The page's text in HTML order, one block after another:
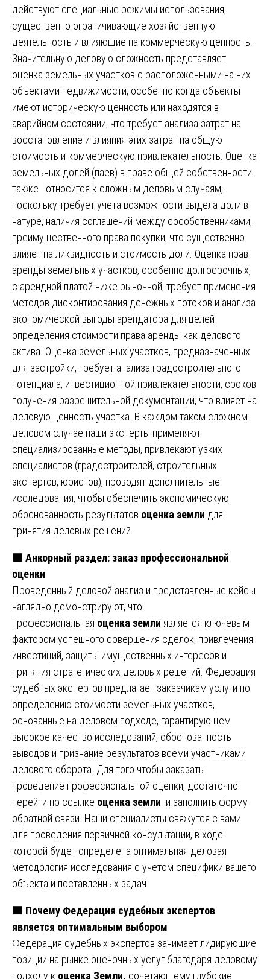
действуют специальные режимы использования,
существенно ограничивающие хозяйственную
деятельность и влияющие на коммерческую ценность.
Значительную деловую сложность представляет
оценка земельных участков с расположенными на них
объектами недвижимости, особенно когда объекты
имеют историческую ценность или находятся в
аварийном состоянии, что требует анализа затрат на
восстановление и влияния этих затрат на общую
стоимость и коммерческую привлекательность. Оценка
земельных долей (паев) в праве общей собственности
также относится к сложным деловым случаям,
поскольку требует учета возможности выдела доли в
натуре, наличия соглашений между сособственниками,
преимущественного права покупки, что существенно
влияет на ликвидность и стоимость доли. Оценка прав
аренды земельных участков, особенно долгосрочных,
с арендной платой ниже рыночной, требует применения
методов дисконтирования денежных потоков и анализа
экономической выгоды арендатора для целей
определения стоимости права аренды как делового
актива. Оценка земельных участков, предназначенных
для застройки, требует анализа градостроительного
потенциала, инвестиционной привлекательности, сроков
получения разрешительной документации, что влияет на
деловую ценность участка. В каждом таком сложном
деловом случае наши эксперты применяют
специализированные методы, привлекают узких
специалистов (градостроителей, строительных
экспертов, юристов), проводят дополнительные
исследования, чтобы обеспечить экономическую
обоснованность результатов оценка земли для
принятия деловых решений.
🟧 Анкорный раздел: заказ профессиональной
оценки
Проведенный деловой анализ и представленные кейсы
наглядно демонстрируют, что
профессиональная оценка земли является ключевым
фактором успешного совершения сделок, привлечения
инвестиций, защиты имущественных интересов и
принятия стратегических деловых решений. Федерация
судебных экспертов предлагает заказчикам услуги по
определению стоимости земельных участков,
основанные на деловом подходе, гарантирующем
высокое качество исследований, обоснованность
выводов и признание результатов всеми участниками
делового оборота. Для того чтобы заказать
проведение профессиональной оценки, достаточно
перейти по ссылке оценка земли и заполнить форму
обратной связи. Наши специалисты свяжутся с вами
для проведения первичной консультации, в ходе
которой будет определена оптимальная деловая
методология исследования с учетом специфики вашего
объекта и поставленных задач.
🟧 Почему Федерация судебных экспертов
является оптимальным выбором
Федерация судебных экспертов занимает лидирующие
позиции на рынке оценочных услуг благодаря деловому
подходу к оценка Земли, сочетающему глубокие